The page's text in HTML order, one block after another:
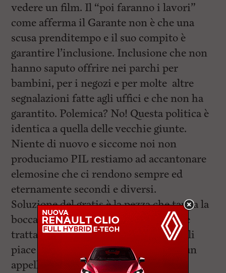
vedere un film. Il “poi faranno i lavori”
come afferma il Garante non è che una
scusa prenditempo e il suo compito è
garantire l’inclusione. Inclusione che non
hanno saputo offrire nei parchi per
bambini, per i negozi e per molte altre
segnalazioni fatte agli uffici e che non ha
garantito. Polemica? No! Questa politica è
identica a quella delle vecchie giunte.
Niente di nuovo e siccome noi non
produciamo PIL restiamo ad accantonare
elemosine che ci rendono sempre ed
eternamente secondi e diversi.
Soluzione del gratis è la pezza che tappa la
bocca a chi, come me, chiede di essere
trattato come gli altri. Se poi ai disabili
piace questa soluzione allora cercate un
appellativo nuovo per